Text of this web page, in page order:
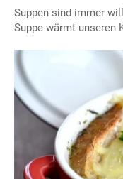
Suppen sind immer
Suppe wärmt unseren